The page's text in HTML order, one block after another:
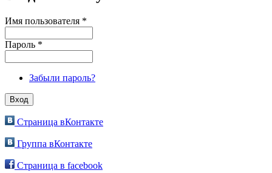
Имя пользователя *
Пароль *
Забыли пароль?
Страница вКонтакте
Группа вКонтакте
Страница в facebook